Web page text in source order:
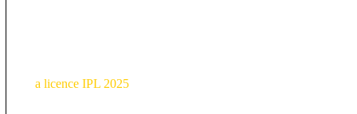
a licence IPL 2025